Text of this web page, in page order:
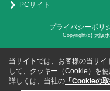
PCサイト
プライバシーポリ
Copyright(c) 大阪
当サイトでは、お客様の当サ
して、クッキー（Cookie）を使
詳しくは、当社の 「Cookieの